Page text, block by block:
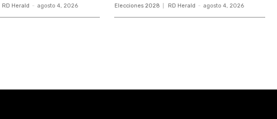
RD Herald - agosto 4, 2026 Elecciones 2028 RD Herald - agosto 4, 2026